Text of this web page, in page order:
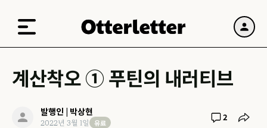
계산착오 ① 푸틴의 내러티브
발행인 | 박상현
2022년 3월 1일 유료 2